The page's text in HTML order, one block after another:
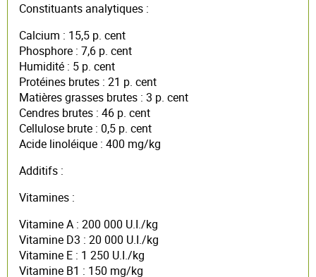
Constituants analytiques :
Calcium : 15,5 p. cent
Phosphore : 7,6 p. cent
Humidité : 5 p. cent
Protéines brutes : 21 p. cent
Matières grasses brutes : 3 p. cent
Cendres brutes : 46 p. cent
Cellulose brute : 0,5 p. cent
Acide linoléique : 400 mg/kg
Additifs :
Vitamines :
Vitamine A : 200 000 U.I./kg
Vitamine D3 : 20 000 U.I./kg
Vitamine E : 1 250 U.I./kg
Vitamine B1 : 150 mg/kg